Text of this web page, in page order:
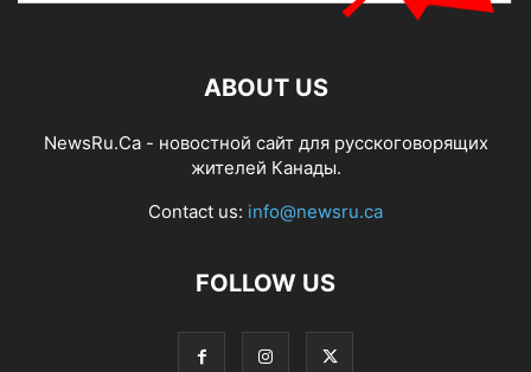
ABOUT US
NewsRu.Ca - новостной сайт для русскоговорящих
жителей Канады.
Contact us: info@newsru.ca
FOLLOW US